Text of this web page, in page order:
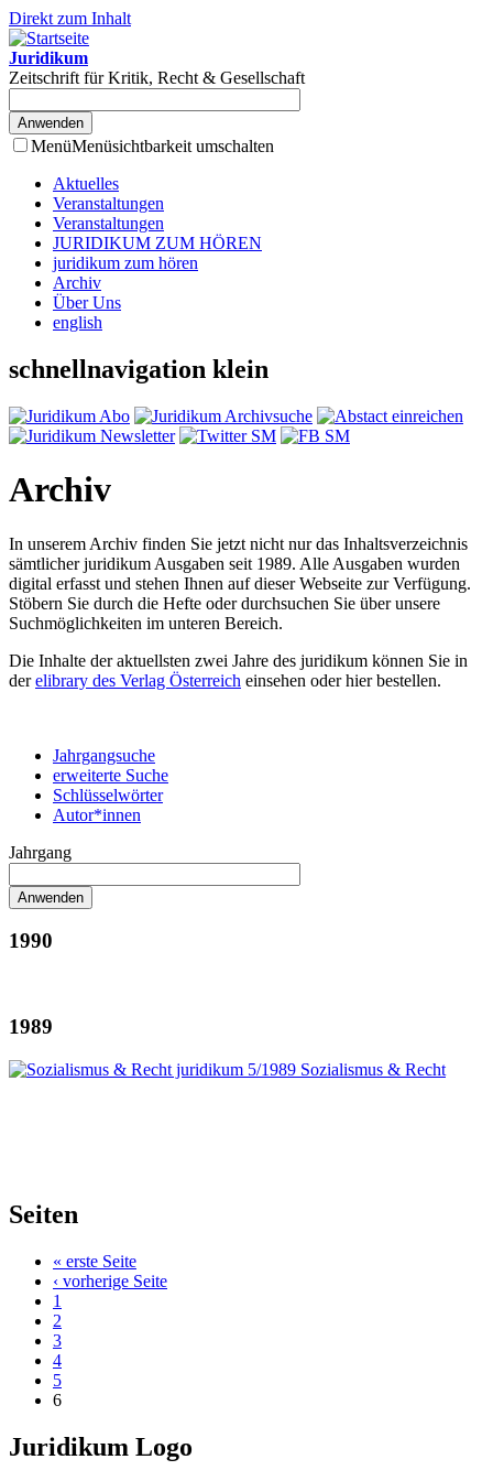
Direkt zum Inhalt
Juridikum
Zeitschrift für Kritik, Recht & Gesellschaft
MenüMenüsichtbarkeit umschalten
Aktuelles
Veranstaltungen
Veranstaltungen
JURIDIKUM ZUM HÖREN
juridikum zum hören
Archiv
Über Uns
english
schnellnavigation klein
Archiv
In unserem Archiv finden Sie jetzt nicht nur das Inhaltsverzeichnis
sämtlicher juridikum Ausgaben seit 1989. Alle Ausgaben wurden
digital erfasst und stehen Ihnen auf dieser Webseite zur Verfügung.
Stöbern Sie durch die Hefte oder durchsuchen Sie über unsere
Suchmöglichkeiten im unteren Bereich.
Die Inhalte der aktuellsten zwei Jahre des juridikum können Sie in
derelibrary des Verlag Österreich einsehen oder hier bestellen.
Jahrgangsuche
erweiterte Suche
Schlüsselwörter
Autor*innen
Jahrgang
1990
1989
Seiten
« erste Seite
‹ vorherige Seite
1
2
3
4
5
6
Juridikum Logo